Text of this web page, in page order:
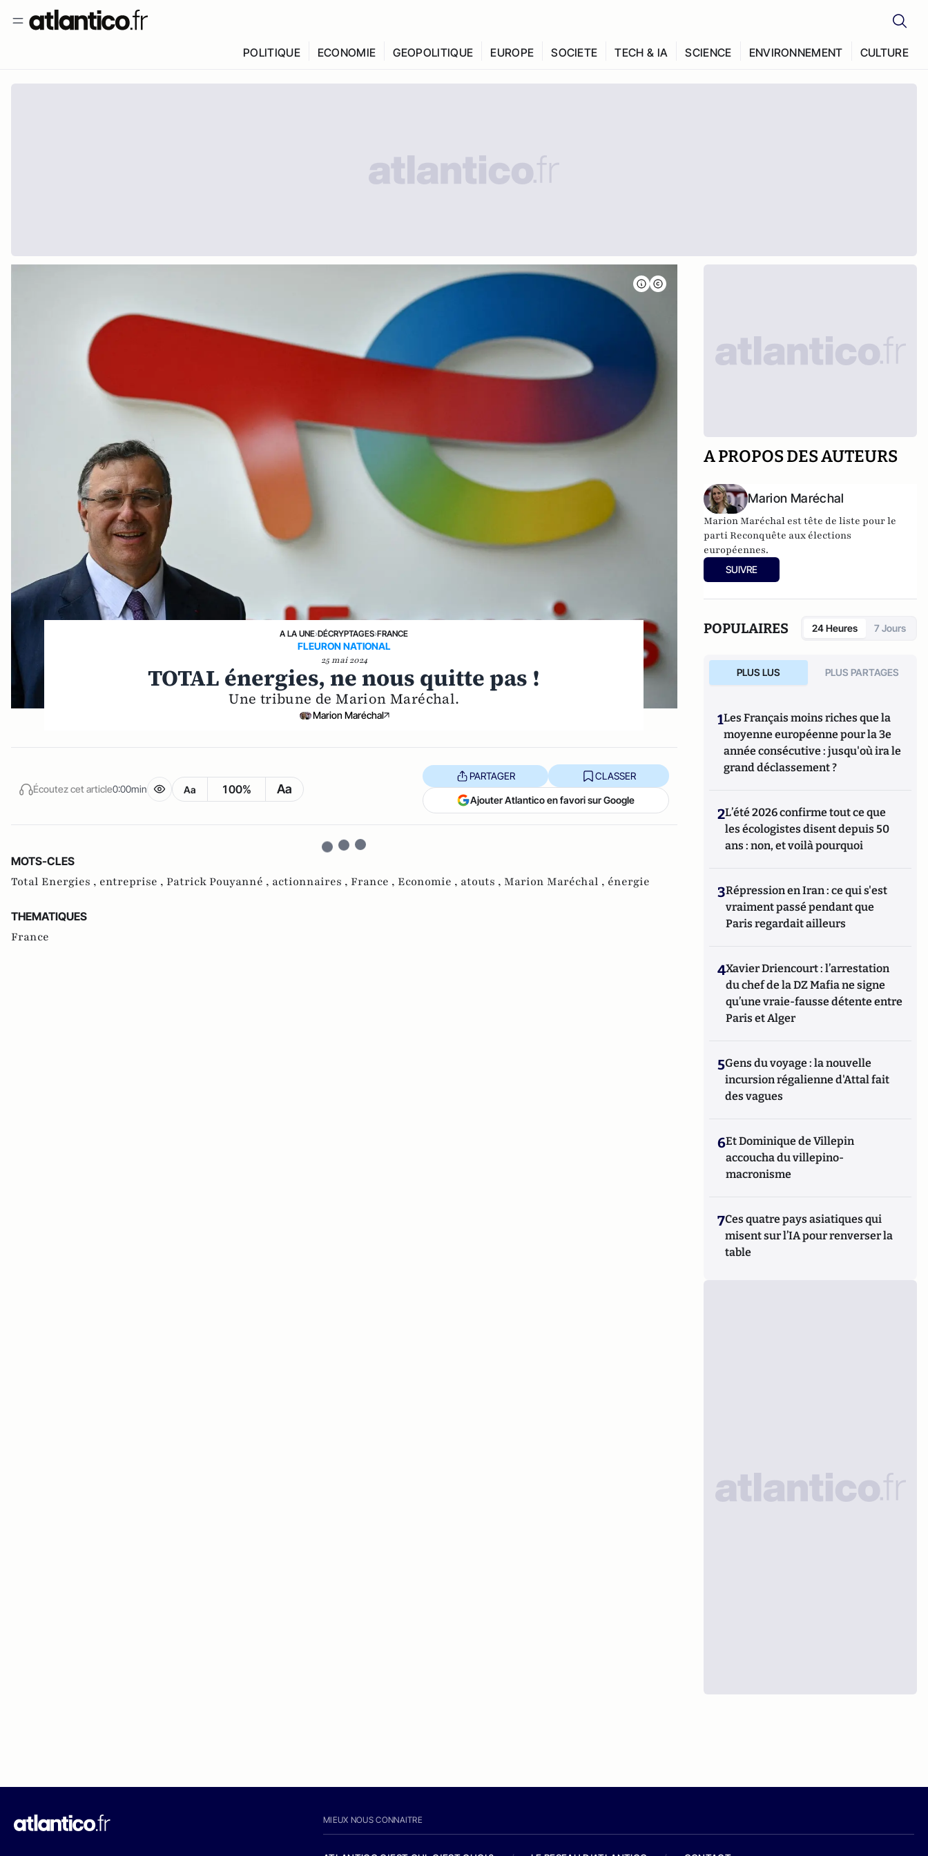
POLITIQUE ECONOMIE GEOPOLITIQUE EUROPE SOCIETE TECH & IA SCIENCE ENVIRONNEMENT CULTURE
A LA UNE›DÉCRYPTAGES›FRANCE
FLEURON NATIONAL
25 mai 2024
TOTAL énergies, ne nous quitte pas !
Une tribune de Marion Maréchal.
Marion Maréchal
Écoutez cet article0:00min Aa 100% Aa
PARTAGER CLASSER
Ajouter Atlantico en favori sur Google
MOTS-CLES
Total Energies , entreprise , Patrick Pouyanné , actionnaires , France , Economie , atouts , Marion Maréchal , énergie
THEMATIQUES
France
A PROPOS DES AUTEURS
Marion Maréchal
Marion Maréchal est tête de liste pour le
parti Reconquête aux élections
européennes.
SUIVRE
POPULAIRES 24 Heures 7 Jours
PLUS LUS PLUS PARTAGES
1Les Français moins riches que la
moyenne européenne pour la 3e
année consécutive : jusqu'où ira le
grand déclassement ?
2L’été 2026 confirme tout ce que
les écologistes disent depuis 50
ans : non, et voilà pourquoi
3Répression en Iran : ce qui s'est
vraiment passé pendant que
Paris regardait ailleurs
4Xavier Driencourt : l’arrestation
du chef de la DZ Mafia ne signe
qu’une vraie-fausse détente entre
Paris et Alger
5Gens du voyage : la nouvelle
incursion régalienne d'Attal fait
des vagues
6Et Dominique de Villepin
accoucha du villepino-
macronisme
7Ces quatre pays asiatiques qui
misent sur l’IA pour renverser la
table
MIEUX NOUS CONNAITRE